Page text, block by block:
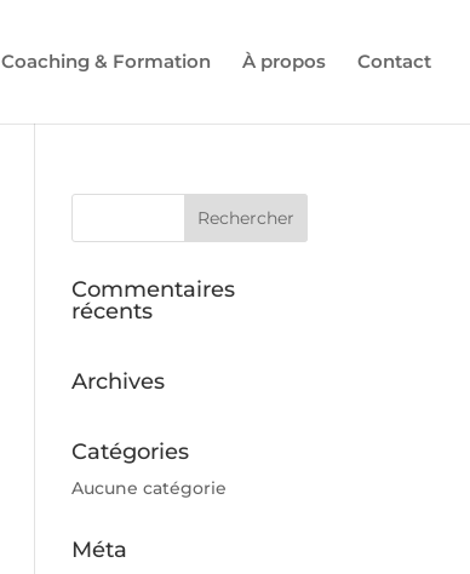
Coaching & Formation À propos Contact
Commentaires
récents
Archives
Catégories
Aucune catégorie
Méta